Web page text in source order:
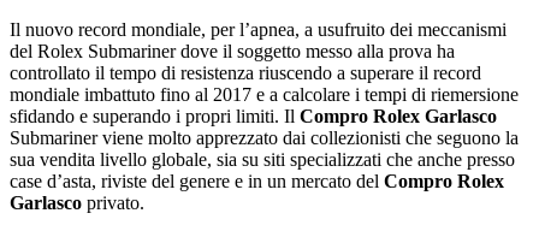
Il nuovo record mondiale, per l’apnea, a usufruito dei meccanismi
del Rolex Submariner dove il soggetto messo alla prova ha
controllato il tempo di resistenza riuscendo a superare il record
mondiale imbattuto fino al 2017 e a calcolare i tempi di riemersione
sfidando e superando i propri limiti. Il Compro Rolex Garlasco
Submariner viene molto apprezzato dai collezionisti che seguono la
sua vendita livello globale, sia su siti specializzati che anche presso
case d’asta, riviste del genere e in un mercato del Compro Rolex
Garlasco privato.